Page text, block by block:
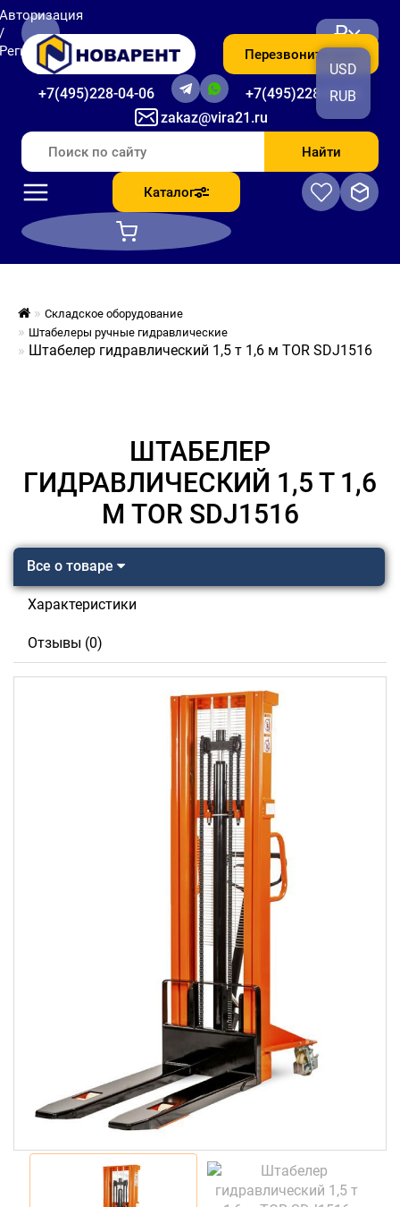
zakaz@vira21.ru
+7(495)228-04-06 +7(495)228-06-56
Перезвоните мне
₽
USD
RUB
Найти
Каталог
Складское оборудование
Штабелеры ручные гидравлические
Штабелер гидравлический 1,5 т 1,6 м TOR SDJ1516
ШТАБЕЛЕР
ГИДРАВЛИЧЕСКИЙ 1,5 Т 1,6
М TOR SDJ1516
Все о товаре
Характеристики
Отзывы (0)